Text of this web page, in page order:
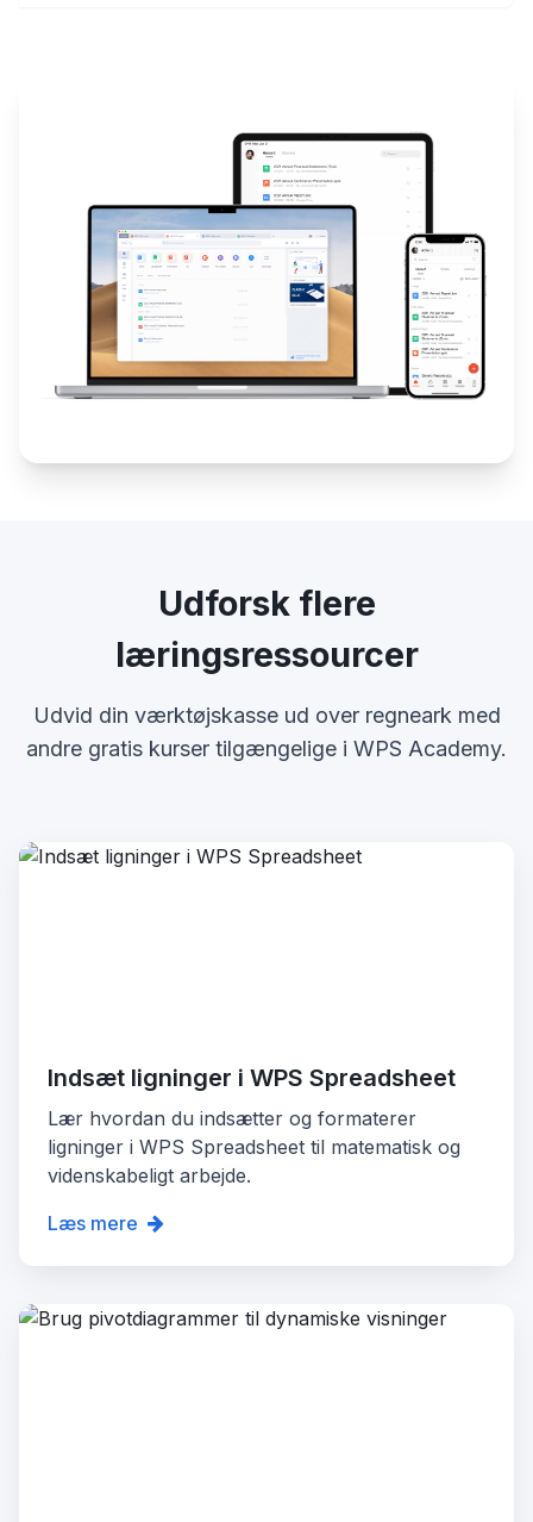
Udforsk flere
læringsressourcer
Udvid din værktøjskasse ud over regneark med
andre gratis kurser tilgængelige i WPS Academy.
Indsæt ligninger i WPS Spreadsheet
Lær hvordan du indsætter og formaterer
ligninger i WPS Spreadsheet til matematisk og
videnskabeligt arbejde.
Læs mere